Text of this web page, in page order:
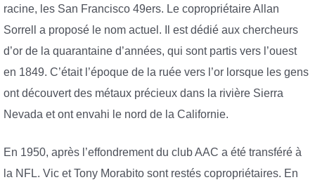
racine, les San Francisco 49ers. Le copropriétaire Allan
Sorrell a proposé le nom actuel. Il est dédié aux chercheurs
d’or de la quarantaine d’années, qui sont partis vers l’ouest
en 1849. C’était l’époque de la ruée vers l’or lorsque les gens
ont découvert des métaux précieux dans la rivière Sierra
Nevada et ont envahi le nord de la Californie.
En 1950, après l’effondrement du club AAC a été transféré à
la NFL. Vic et Tony Morabito sont restés copropriétaires. En